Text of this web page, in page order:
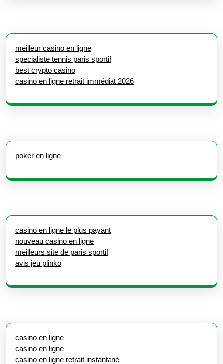
meilleur casino en ligne
specialiste tennis paris sportif
best crypto casino
casino en ligne retrait immédiat 2026
poker en ligne
casino en ligne le plus payant
nouveau casino en ligne
meilleurs site de paris sportif
avis jeu plinko
casino en ligne
casino en ligne
casino en ligne retrait instantané